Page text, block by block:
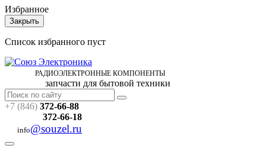
Избранное
Закрыть
Список избранного пуст
РАДИОЭЛЕКТРОННЫЕ КОМПОНЕНТЫ
запчасти для бытовой техники
+7 (846) 372-66-88
372-66-18
info@souzel.ru